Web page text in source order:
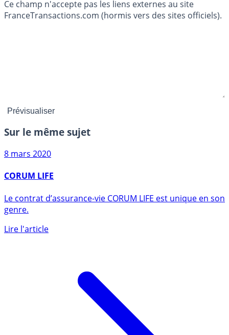
Ce champ n'accepte pas les liens externes au site
FranceTransactions.com (hormis vers des sites officiels).
Sur le même sujet
8 mars 2020
CORUM LIFE
Le contrat d’assurance-vie CORUM LIFE est unique en son
genre.